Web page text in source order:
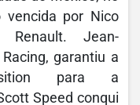
vencida por Nico
Jean-
garantiu a
para a
Speed conqui